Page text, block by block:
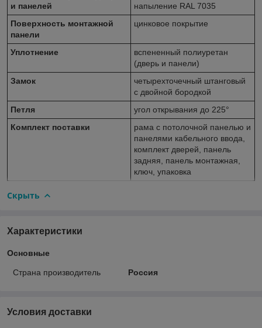
и панелей
напыление RAL 7035
Поверхность монтажной
панели
цинковое покрытие
Уплотнение
вспененный полиуретан
(дверь и панели)
Замок
четырехточечный штанговый
с двойной бородкой
Петля
угол открывания до 225°
Комплект поставки
рама с потолочной панелью и
панелями кабельного ввода,
комплект дверей, панель
задняя, панель монтажная,
ключ, упаковка
Скрыть
Характеристики
Основные
Страна производитель Россия
Условия доставки